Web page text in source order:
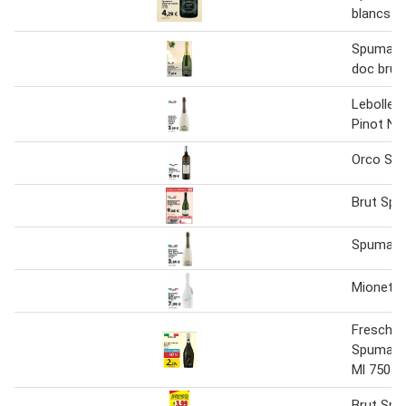
blancs
doc brut
Lebolle
Pinot
Orco
Brut
Ml 750